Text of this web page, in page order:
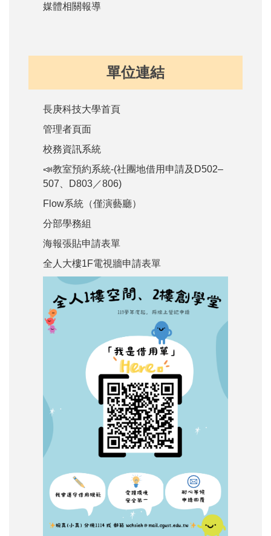
媒體相關報導
單位連結
長庚科技大學首頁
管理者頁面
校務資訊系統
📣教室預約系統-(社團地借用申請及D502–
507、D803／806)
Flow系統（僅演藝廳）
分部學務組
海報張貼申請表單
全人大樓1F電視牆申請表單